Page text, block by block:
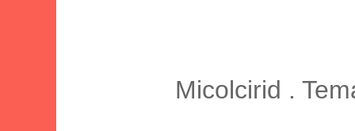
Micolcirid .